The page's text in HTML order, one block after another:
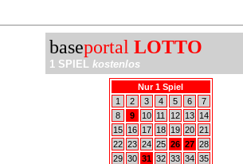
baseportal LOTTO
1 SPIEL kostenlos
Nur 1 Spiel
1
2 3 4 5 6
7
8
9 10 11 12 13
14
15
16 17 18 19 20 21
22 23 24 25 26 27 28
29 30 31 32 33 34 35